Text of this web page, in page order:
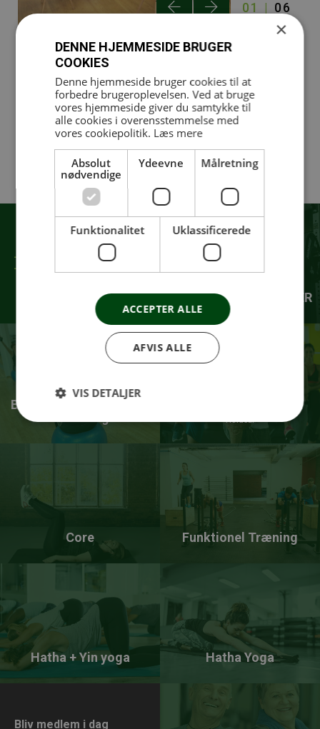
01 06
Huset tilbyder
Vælg en aktivitet herunder, som du vil vide
mere om eller booke dig ind på
Personlig træning
Hold Yoga/Reformer
Fællesskab
Seniorer
Fysioterapeuter
Personlig træning
2026 OPSTARTSPAKKER
Boldtræning i Fit&Sund
Holdsal
Core Funktionel Træning
Hatha + Yin yoga Hatha Yoga
Bliv medlem i dag
×
DENNE HJEMMESIDE BRUGER
COOKIES
Denne hjemmeside bruger cookies til at
forbedre brugeroplevelsen. Ved at bruge
vores hjemmeside giver du samtykke til
alle cookies i overensstemmelse med
vores cookiepolitik. Læs mere
Absolut
nødvendige
Ydeevne Målretning
Funktionalitet Uklassificerede
ACCEPTER ALLE
AFVIS ALLE
VIS DETALJER